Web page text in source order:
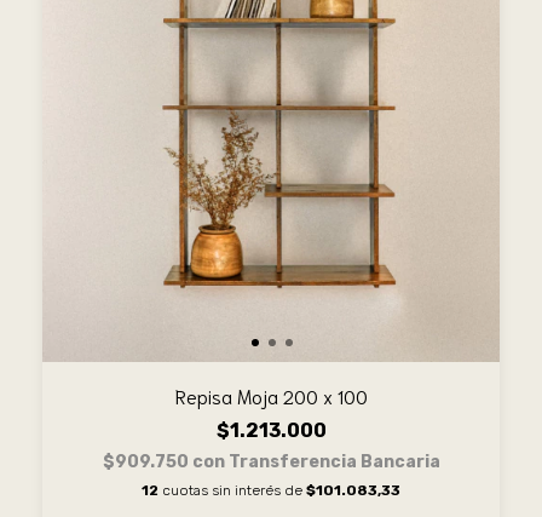
Repisa Moja 200 x 100
$1.213.000
$909.750 con Transferencia Bancaria
12 cuotas sin interés de $101.083,33